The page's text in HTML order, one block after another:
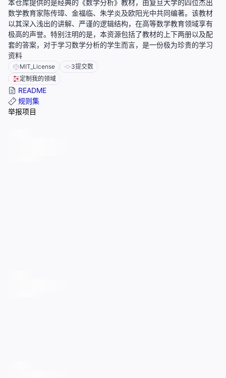
本仓库提供的是经典的《数学分析》教材，由复旦大学的四位杰出
数学教育家陈传璋、金福临、朱学炎及欧阳光中共同编著。该教材
以其深入浅出的讲解、严谨的逻辑结构，在高等数学教育领域享有
极高的声誉。特别注明的是，本资源包括了教材的上下两册以及配
套的答案，对于学习数学分析的学生而言，是一份极为珍贵的学习
资料
MIT_License 3提交数
定制我的领域
README
规则集
举报项目